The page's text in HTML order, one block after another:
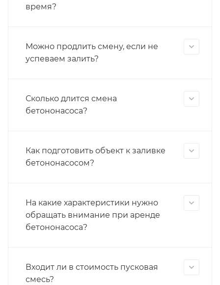
время?
Можно продлить смену, если не
успеваем залить?
Сколько длится смена
бетононасоса?
Как подготовить объект к заливке
бетононасосом?
На какие характеристики нужно
обращать внимание при аренде
бетононасоса?
Входит ли в стоимость пусковая
смесь?